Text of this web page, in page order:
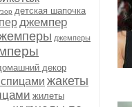
детская шапочка
джемпер
джемперы
декор
жакеты
жилеты